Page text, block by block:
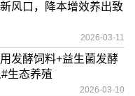
风口，降本增效养出致
2026-03-11
发酵饲料+益生菌发酵
生态养殖
2026-03-10